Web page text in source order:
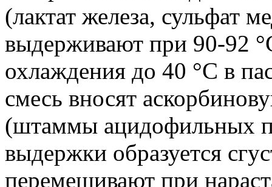
(лактат железа, сульфат
выдерживают при 90-92
охлаждения до 40 °C в
смесь вносят
(штаммы ацидофильных
выдержки образуется
перемешивают при